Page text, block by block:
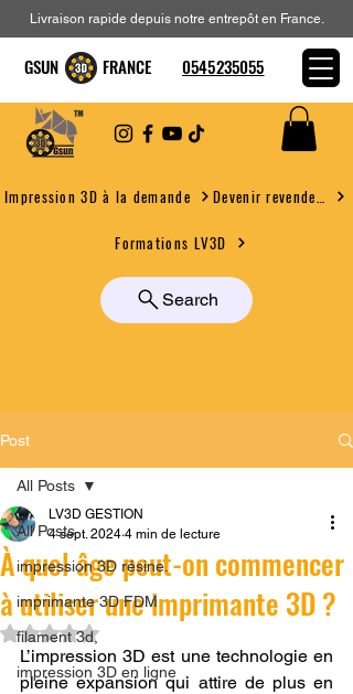
Impression 3D à la demande
Formations LV3D
Search
Livraison rapide depuis notre entrepôt en France.
GSUN FRANCE 0545235055
Post
All Posts
impression 3D résine.
imprimante 3D FDM
filament 3d,
impression 3D en ligne
All Posts
À quel âge peut-on commencer
à utiliser une imprimante 3D ?
LV3D GESTION
4 sept. 2024 4 min de lecture
Noté NaN étoiles sur 5.
L’impression 3D est une technologie en
pleine expansion qui attire de plus en